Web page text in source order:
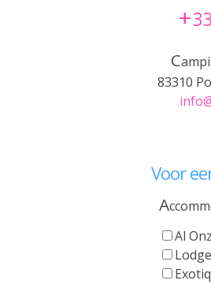
+
C
83310
Voor
A
Al